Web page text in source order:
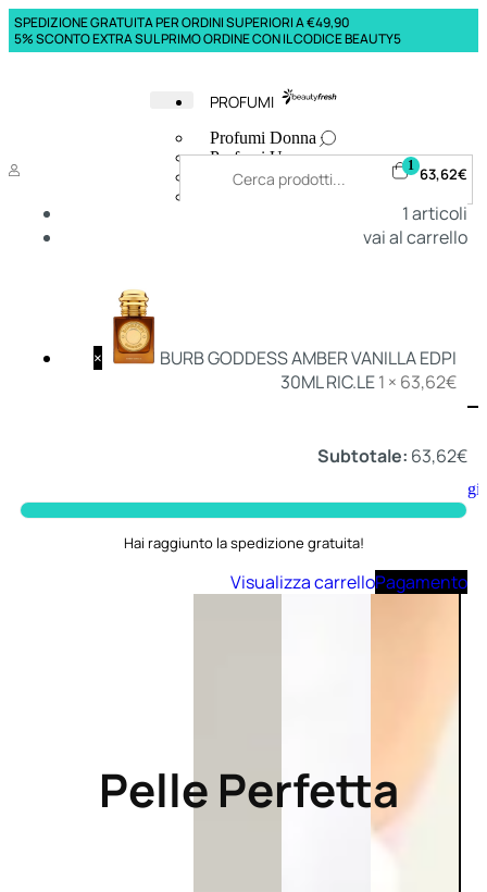
SPEDIZIONE GRATUITA PER ORDINI SUPERIORI A €49,90
5% SCONTO EXTRA SUL PRIMO ORDINE CON IL CODICE BEAUTY5
PROFUMI
Profumi Donna
Profumi Uomo
Deodoranti Donna
Aggiungi
al
1 63,62€
1articoli
vai al carrello
×
BURB GODDESS AMBER VANILLA EDPI
30ML RIC.LE1 × 63,62€
Subtotale: 63,62€
Hai raggiunto la spedizione gratuita!
Visualizza carrelloPagamento
Pelle Perfetta